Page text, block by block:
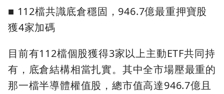
■ 112檔共識底倉穩固，946.7億最重押寶股
獲4家加碼
目前有112檔個股獲得3家以上主動ETF共同持
有，底倉結構相當扎實。其中全市場壓最重的
那一檔半導體權值股，總市值高達946.7億且